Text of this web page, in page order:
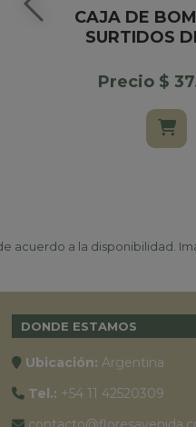
CAJA DE
SURTIDOS
Precio $
acuerdo a la disponibilidad.
DONDE ESTAMOS
Ubicación: Argentina
Tel.: +54 11 42520309